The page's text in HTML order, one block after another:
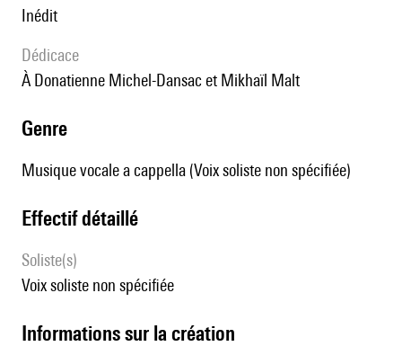
Inédit
Dédicace
à Donatienne Michel-Dansac et Mikhaïl Malt
genre
Musique vocale a cappella (Voix soliste non spécifiée)
effectif détaillé
Soliste(s)
voix soliste non spécifiée
informations sur la création